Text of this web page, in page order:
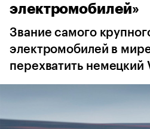
электромобилей»
Звание самого
электромобилей в
перехватить немецкий